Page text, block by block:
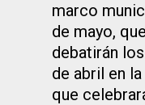
marco
de mayo,
debatirán
de abril en
que